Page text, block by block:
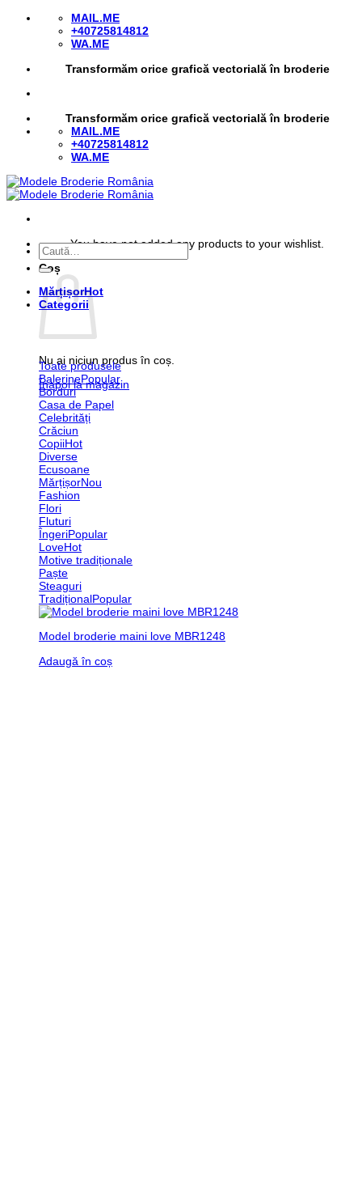
Skip
MAIL.ME
+40725814812
WA.ME
Transformăm orice grafică vectorială în broderie
Transformăm orice grafică vectorială în broderie
MAIL.ME
+40725814812
WA.ME
You have not added any products to your wishlist.
Coș
Nu ai niciun produs în coș.
Înapoi la magazin
Caută
după:
Mărțișor
Categorii
Toate produsele
Balerine
Borduri
Casa de Papel
Celebrități
Crăciun
Copii
Diverse
Ecusoane
Mărțișor
Fashion
Flori
Fluturi
Îngeri
Love
Motive tradiționale
Paște
Steaguri
Tradițional
Model broderie maini love MBR1248
Adaugă în coș